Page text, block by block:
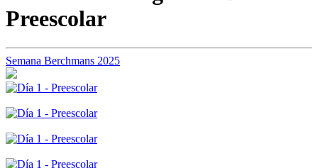
Preescolar
Semana Berchmans 2025